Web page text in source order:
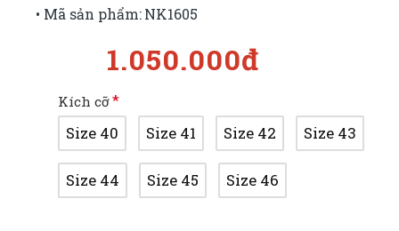
1.050.000đ
• Mã sản phẩm:NK1605
Kích cỡ
Size 40 Size 41 Size 42 Size 43
Size 44 Size 45 Size 46